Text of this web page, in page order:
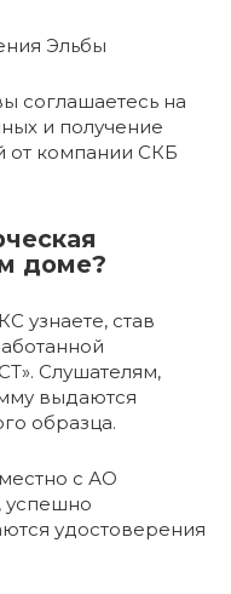
Эльбы
соглашаетесь на
и получение
компании СКБ
доме?
узнаете, став
Слушателям,
выдаются
образца.
с АО
успешно
удостоверения